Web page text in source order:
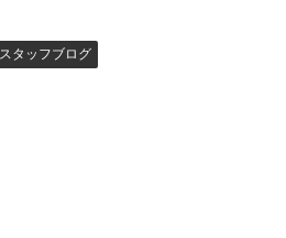
スタッフブログ